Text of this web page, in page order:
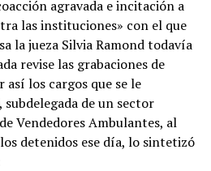
agravada e incitación a
las instituciones» con el que
la jueza Silvia Ramond todavía
revise las grabaciones de
los cargos que se le
de un sector
Vendedores Ambulantes, al
detenidos ese día, lo sintetizó